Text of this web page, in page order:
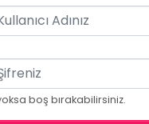
boş bırakabilirsiniz.